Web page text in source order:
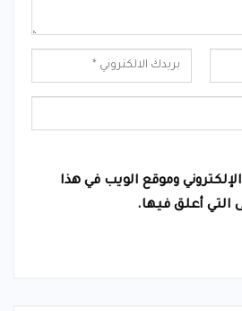
وموقع الويب في هذا
التي أعلق فيها.